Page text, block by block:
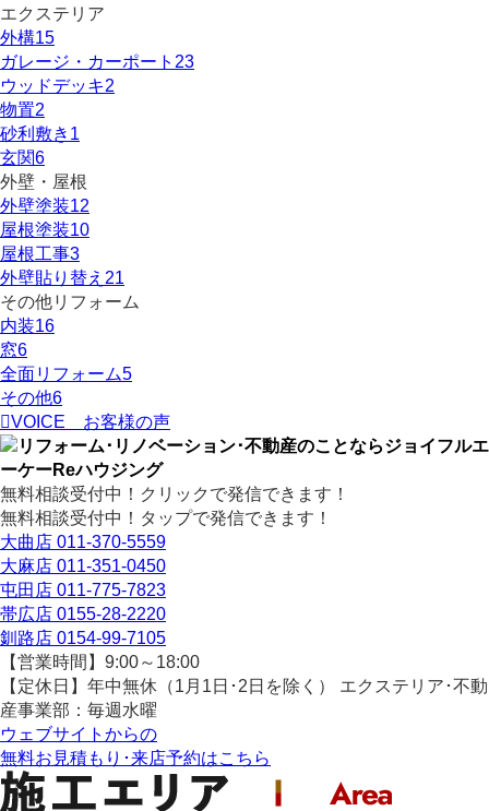
エクステリア
外構15
ガレージ・カーポート 23
ウッドデッキ2
物置2
砂利敷き 1
玄関6
外壁・屋根
外壁塗装12
屋根塗装10
屋根工事3
外壁貼り替え 21
その他リフォーム
内装16
窓6
全面リフォーム5
その他6
VOICE
お客様の声
無料相談受付中！クリックで発信できます！
無料相談受付中！タップで発信できます！
大曲店 011-370-5559
大麻店 011-351-0450
屯田店 011-775-7823
帯広店 0155-28-2220
釧路店 0154-99-7105
【営業時間】9:00～18:00
【定休日】年中無休（1月1日･2日を除く） エクステリア･不動
産事業部：毎週水曜
ウェブサイトからの
無料お見積もり･来店予約はこちら